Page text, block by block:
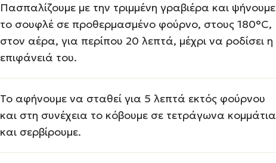
Πασπαλίζουμε με την τριμμένη γραβιέρα και ψήνουμε
το σουφλέ σε προθερμασμένο φούρνο, στους 180°C,
στον αέρα, για περίπου 20 λεπτά, μέχρι να ροδίσει η
επιφάνειά του.
Το αφήνουμε να σταθεί για 5 λεπτά εκτός φούρνου
και στη συνέχεια το κόβουμε σε τετράγωνα κομμάτια
και σερβίρουμε.